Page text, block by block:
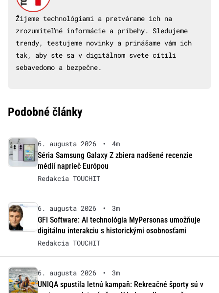
Žijeme technológiami a pretvárame ich na
zrozumiteľné informácie a príbehy. Sledujeme
trendy, testujeme novinky a prinášame vám ich
tak, aby ste sa v digitálnom svete cítili
sebavedomo a bezpečne.
Podobné články
6. augusta 2026 •
4m
Séria Samsung Galaxy Z zbiera nadšené recenzie
médií naprieč Európou
Redakcia TOUCHIT
6. augusta 2026 •
3m
GFI Software: AI technológia MyPersonas umožňuje
digitálnu interakciu s historickými osobnosťami
Redakcia TOUCHIT
6. augusta 2026 •
3m
UNIQA spustila letnú kampaň: Rekreačné športy sú v